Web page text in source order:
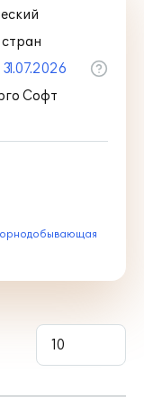
31.07.2026
Софт